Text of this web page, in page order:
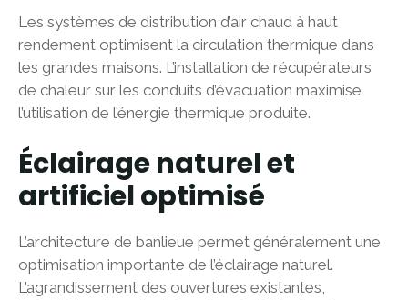
Les systèmes de distribution d’air chaud à haut
rendement optimisent la circulation thermique dans
les grandes maisons. L’installation de récupérateurs
de chaleur sur les conduits d’évacuation maximise
l’utilisation de l’énergie thermique produite.
Éclairage naturel et
artificiel optimisé
L’architecture de banlieue permet généralement une
optimisation importante de l’éclairage naturel.
L’agrandissement des ouvertures existantes,